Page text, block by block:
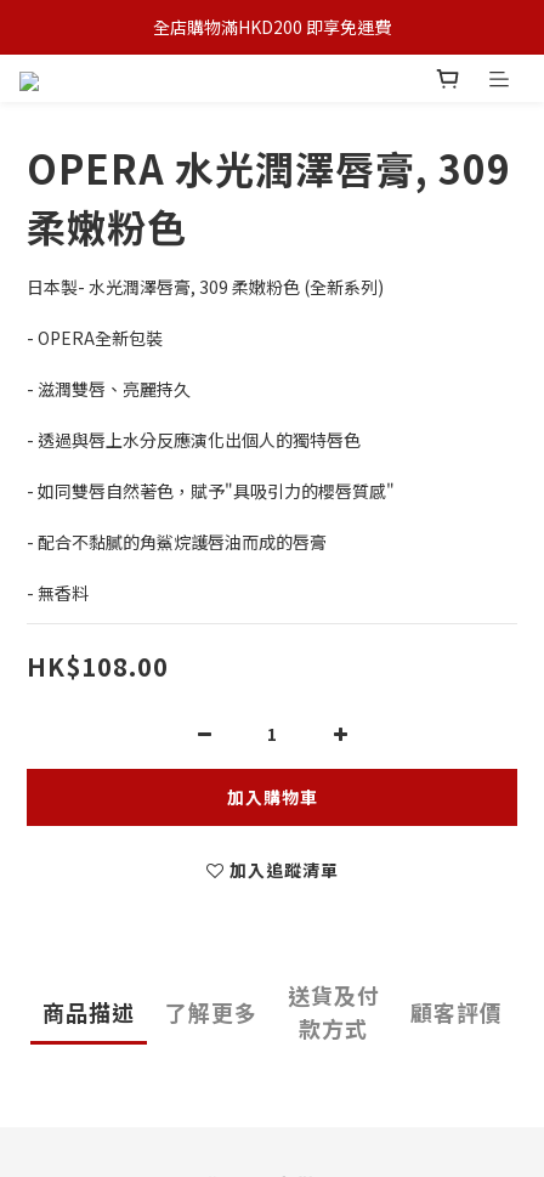
全店購物滿HKD200 即享免運費
OPERA 水光潤澤唇膏, 309
柔嫩粉色
日本製- 水光潤澤唇膏, 309 柔嫩粉色 (全新系列)
- OPERA全新包裝
- 滋潤雙唇、亮麗持久
- 透過與唇上水分反應演化出個人的獨特唇色
- 如同雙唇自然著色，賦予"具吸引力的櫻唇質感"
- 配合不黏膩的角鯊烷護唇油而成的唇膏
- 無香料
HK$108.00
加入購物車
加入追蹤清單
商品描述 了解更多
送貨及付
款方式
顧客評價